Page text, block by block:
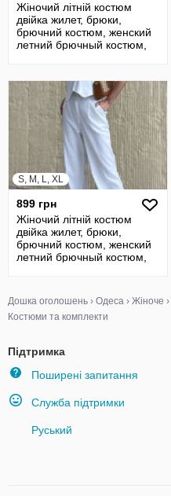
Жіночий літній костюм
двійка жилет, брюки,
брючний костюм, женский
летний брючный костюм,
S, M, L, XL
899 грн
Жіночий літній костюм
двійка жилет, брюки,
брючний костюм, женский
летний брючный костюм,
Дошка оголошень › Одеса › Жіноче ›
Костюми та комплекти
Підтримка
Поширені запитання
Служба підтримки
Руський